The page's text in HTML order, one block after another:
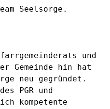
Seelsorge.
und
Gemeinde hin hat
neu gegründet.
PGR und
kompetente